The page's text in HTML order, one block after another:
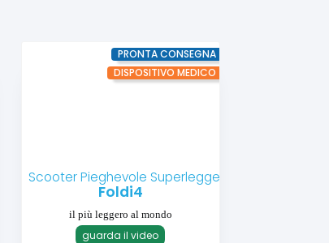
PRONTA CONSEGNA
DISPOSITIVO MEDICO
Scooter Pieghevole Superleggero
Foldi4
il più leggero al mondo
guarda il video